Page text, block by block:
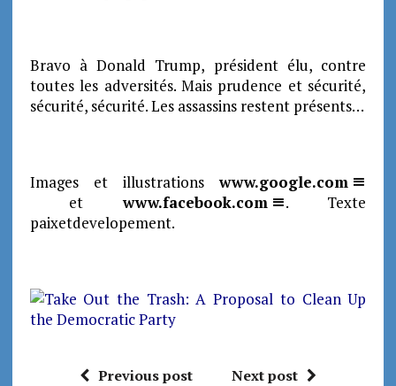
Bravo à Donald Trump, président élu, contre
toutes les adversités. Mais prudence et sécurité,
sécurité, sécurité. Les assassins restent présents…
Images et illustrationswww.google.com
etwww.facebook.com
. Texte
paixetdevelopement.
Previous post Next post